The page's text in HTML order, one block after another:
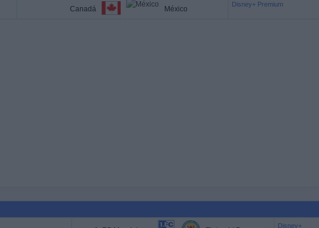
Canadá México
Disney+ Premium
Disney+